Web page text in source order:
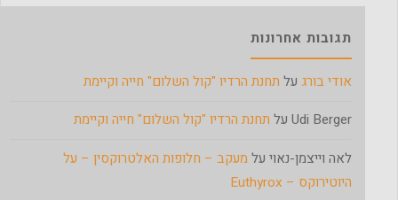
תגובות אחרונות
אודי בורג על תחנת הרדיו "קול השלום" חייה וקיימת
Udi Berger על תחנת הרדיו "קול השלום" חייה וקיימת
לאה וייצמן-נאוי על מעקב – חלופות האלטרוקסין – על
היוטירוקס – Euthyrox